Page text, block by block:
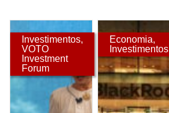
Investimentos,
VOTO
Investment
Forum
Economia,
Investimentos